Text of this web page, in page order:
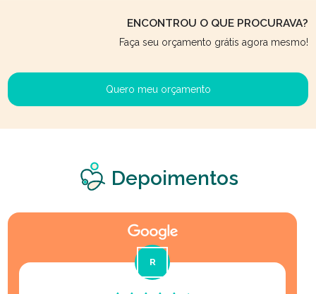
ENCONTROU O QUE PROCURAVA?
Faça seu orçamento grátis agora mesmo!
Quero meu orçamento
Depoimentos